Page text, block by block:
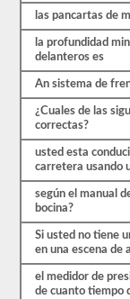
están
cubiertas
por
manual
de
controladores
CDL
Wisconsin
pero
puede
confuso
hay
mucha
información
en
libro.
las pancartas de
la profundidad
delanteros es
An sistema de
¿Cuales de las
correctas?
usted esta
carretera usando
según el manual
bocina?
Si usted no tiene
en una escena de
el medidor de
de cuanto tiempo